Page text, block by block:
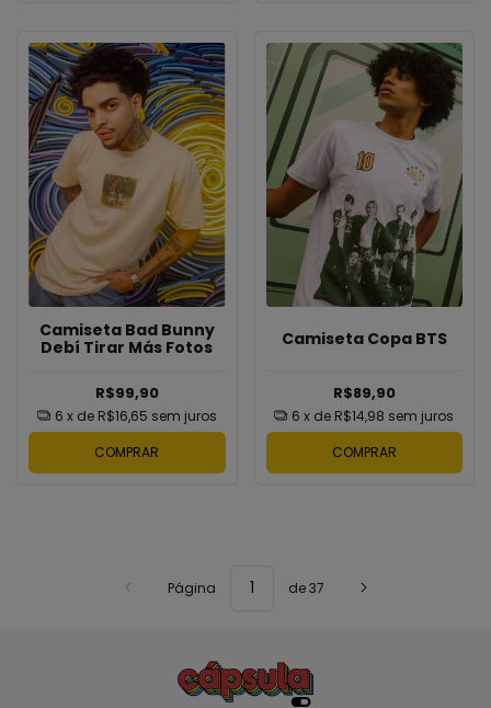
Camiseta Bad Bunny
Debí Tirar Más Fotos
R$99,90
6 x de R$16,65 sem juros
COMPRAR
Camiseta Copa BTS
R$89,90
6 x de R$14,98 sem juros
COMPRAR
Página de 37